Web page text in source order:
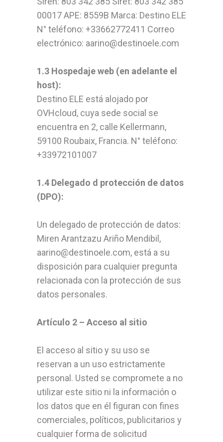
00017 APE: 8559B Marca: Destino ELE
N° teléfono: +33662772411 Correo
electrónico: aarino@destinoele.com
1.3 Hospedaje web (en adelante el
host):
Destino ELE está alojado por
OVHcloud, cuya sede social se
encuentra en 2, calle Kellermann,
59100 Roubaix, Francia. N° teléfono:
+33972101007
1.4 Delegado d protección de datos
(DPO):
Un delegado de protección de datos:
Miren Arantzazu Ariño Mendibil,
aarino@destinoele.com, está a su
disposición para cualquier pregunta
relacionada con la protección de sus
datos personales.
Artículo 2 – Acceso al sitio
El acceso al sitio y su uso se
reservan a un uso estrictamente
personal. Usted se compromete a no
utilizar este sitio ni la información o
los datos que en él figuran con fines
comerciales, políticos, publicitarios y
cualquier forma de solicitud